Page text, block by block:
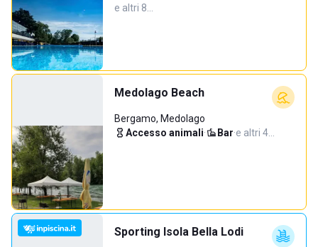
e altri 8…
Medolago Beach
Bergamo, Medolago
Accesso animali· Bar·e altri 4…
Sporting Isola Bella Lodi